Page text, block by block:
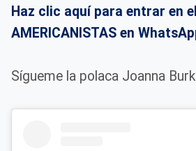
Haz clic aquí para entrar en
AMERICANISTAS en
Sígueme la polaca Joanna